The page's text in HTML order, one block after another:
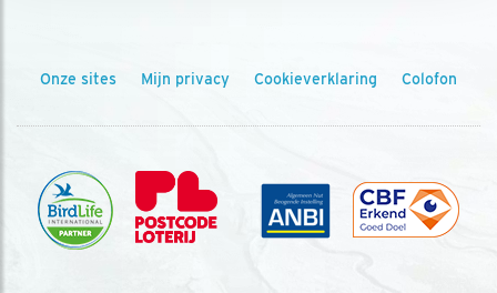
Onze sites Mijn privacy Cookieverklaring Colofon